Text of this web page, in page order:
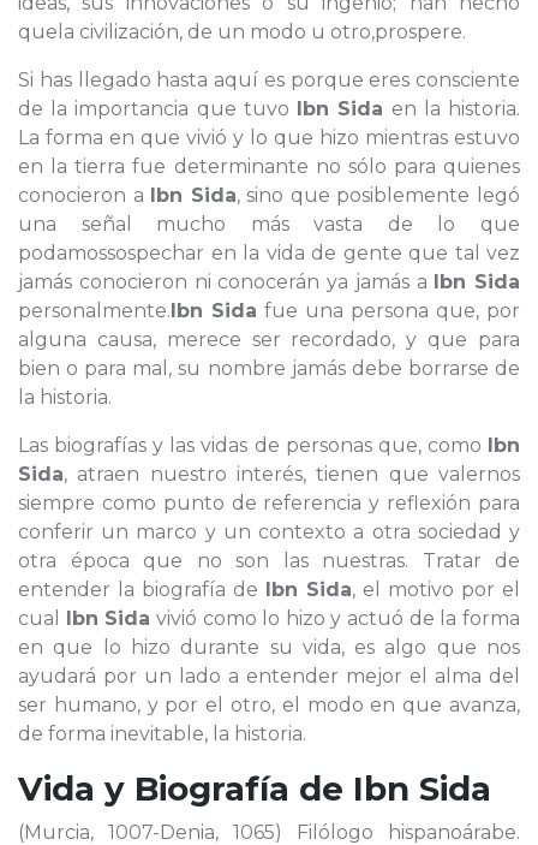
quela civilización, de un modo u otro,prospere.
Si has llegado hasta aquí es porque eres consciente
de la importancia que tuvo Ibn Sida en la historia.
La forma en que vivió y lo que hizo mientras estuvo
en la tierra fue determinante no sólo para quienes
conocieron a Ibn Sida, sino que posiblemente legó
una señal mucho más vasta de lo que
podamossospechar en la vida de gente que tal vez
jamás conocieron ni conocerán ya jamás a Ibn Sida
personalmente.Ibn Sida fue una persona que, por
alguna causa, merece ser recordado, y que para
bien o para mal, su nombre jamás debe borrarse de
la historia.
Las biografías y las vidas de personas que, como Ibn
Sida, atraen nuestro interés, tienen que valernos
siempre como punto de referencia y reflexión para
conferir un marco y un contexto a otra sociedad y
otra época que no son las nuestras. Tratar de
entender la biografía de Ibn Sida, el motivo por el
cual Ibn Sida vivió como lo hizo y actuó de la forma
en que lo hizo durante su vida, es algo que nos
ayudará por un lado a entender mejor el alma del
ser humano, y por el otro, el modo en que avanza,
de forma inevitable, la historia.
Vida y Biografía de Ibn Sida
(Murcia, 1007-Denia, 1065) Filólogo hispanoárabe.